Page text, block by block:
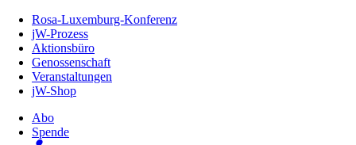
Inhalt
Seite
Rosa-Luxemburg-Konferenz
jW-Prozess
Aktionsbüro
Genossenschaft
Veranstaltungen
jW-Shop
Abo
Spende